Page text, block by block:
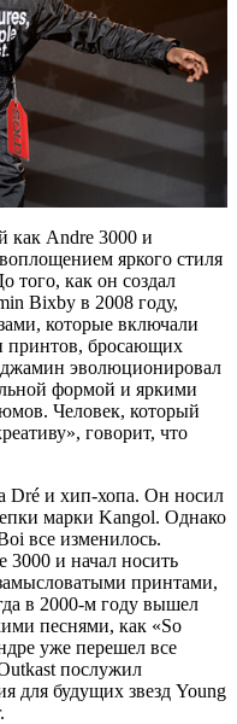
как Andre 3000 и
яркого стиля
того, как он создал
Bixby в 2008 году,
которые включали
принтов, бросающих
эволюционировал
формой и яркими
Человек, который
говорит, что
Dré и хип-хопа. Он носил
марки Kangol. Однако
все изменилось.
3000 и начал носить
принтами,
в 2000-м году вышел
песнями, как «So
уже перешел все
послужил
для будущих звезд Young